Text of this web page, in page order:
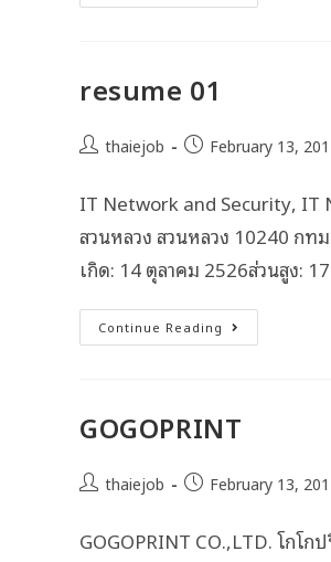
resume 01
thaiejob February 13,
IT Network and Security, IT
สวนหลวง สวนหลวง 10240 กท
เกิด: 14 ตุลาคม 2526ส่วนสูง:
Continue Reading
GOGOPRINT
thaiejob February 13,
GOGOPRINT CO.,LTD. โกโ